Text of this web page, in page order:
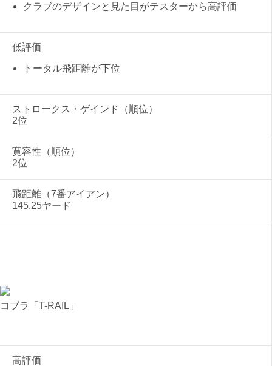
クラブのデザインと見た目がテスターから高評価
低評価
トータル飛距離が下位
ストロークス・ゲインド（順位）
2位
寛容性（順位）
2位
飛距離（7番アイアン）
145.25ヤード
コブラ「T-RAIL」
高評価